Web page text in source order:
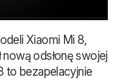
Xiaomi Mi 8,
odsłonę swojej
to bezapelacyjnie